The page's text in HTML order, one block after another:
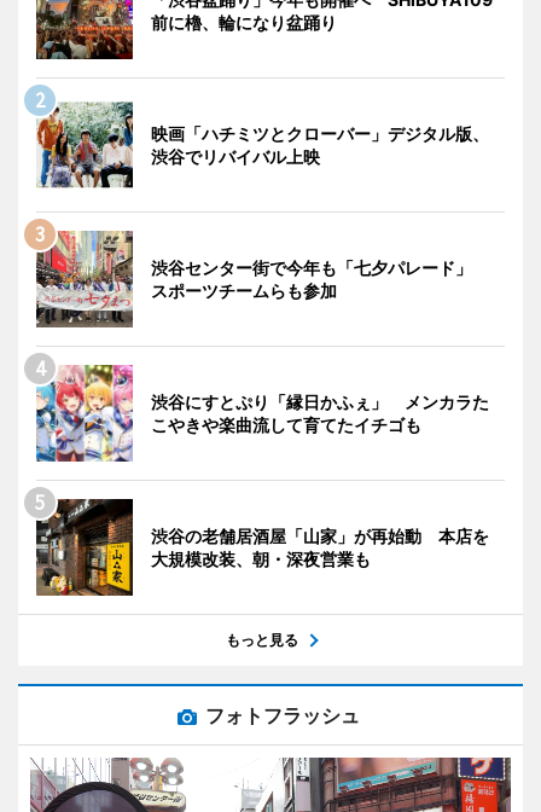
前に櫓、輪になり盆踊り
映画「ハチミツとクローバー」デジタル版、
渋谷でリバイバル上映
渋谷センター街で今年も「七夕パレード」
スポーツチームらも参加
渋谷にすとぷり「縁日かふぇ」 メンカラた
こやきや楽曲流して育てたイチゴも
渋谷の老舗居酒屋「山家」が再始動 本店を
大規模改装、朝・深夜営業も
もっと見る
フォトフラッシュ